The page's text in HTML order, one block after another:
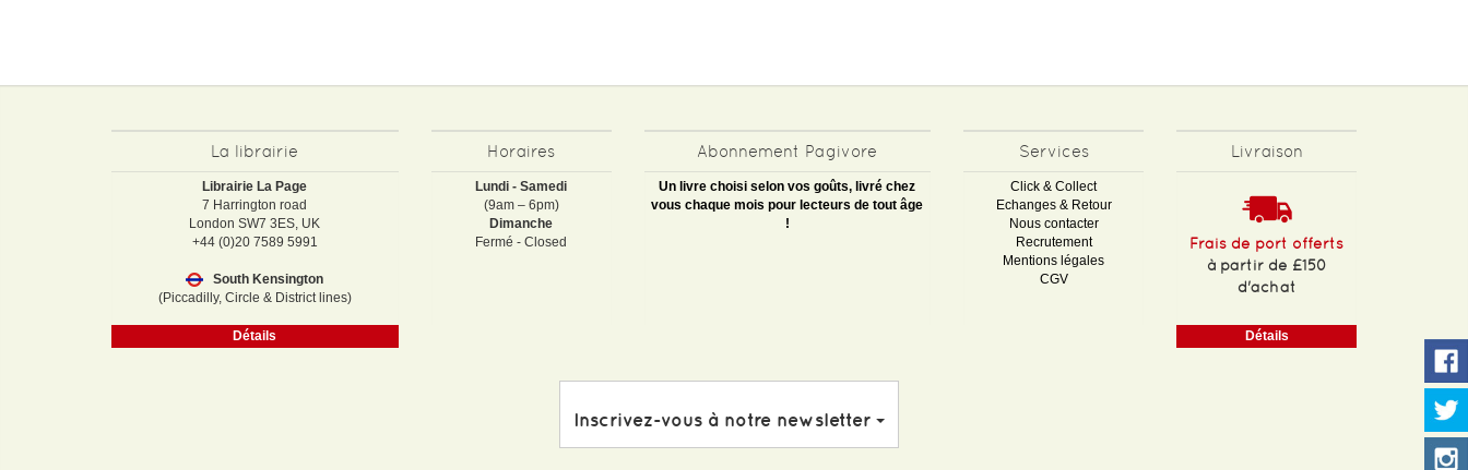
La librairie
Librairie La Page
7 Harrington road
London SW7 3ES, UK
+44 (0)20 7589 5991
South Kensington
(Piccadilly, Circle & District lines)
Détails
Horaires
Lundi - Samedi
(9am – 6pm)
Dimanche
Fermé - Closed
Abonnement Pagivore
Un livre choisi selon vos goûts, livré chez
vous chaque mois pour lecteurs de tout âge
!
Services
Click & Collect
Echanges & Retour
Nous contacter
Recrutement
Mentions légales
CGV
Livraison
Frais de port offerts
à partir de £150
d'achat
Détails
Inscrivez-vous à notre newsletter